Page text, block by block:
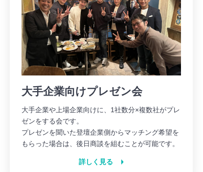
大手企業向けプレゼン会
大手企業や上場企業向けに、1社数分×複数社がプレ
ゼンをする会です。
プレゼンを聞いた登壇企業側からマッチング希望を
もらった場合は、後日商談を組むことが可能です。
詳しく見る